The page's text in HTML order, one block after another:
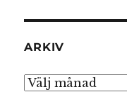
ARKIV
Arkiv